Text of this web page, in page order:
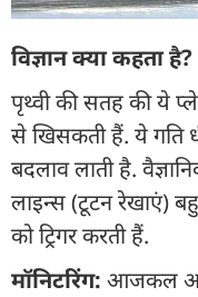
विज्ञान क्या कहता है?
पृथ्वी की सतह की ये
से खिसकती हैं. ये गति
बदलाव लाती है.
लाइन्स (टूटन रेखाएं)
को ट्रिगर करती हैं.
मॉनिटरिंग: आजकल